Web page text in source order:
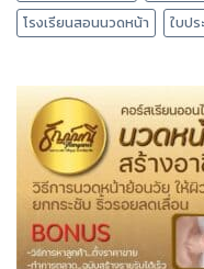
โรงเรียนสอนนวดหน้า
ใบป